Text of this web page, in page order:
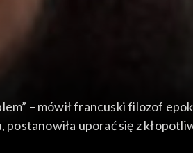
– mówił francuski filozof
uporać się z
Jaką rolę odgrywali w tym